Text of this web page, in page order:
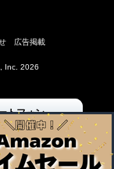
広告掲載
Inc. 2026
トフォン